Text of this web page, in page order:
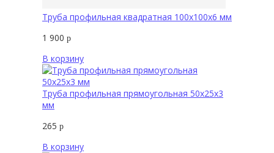
Труба профильная квадратная 100х100х6 мм
1 900 р
В корзину
Труба профильная прямоугольная 50х25х3
мм
265 р
В корзину